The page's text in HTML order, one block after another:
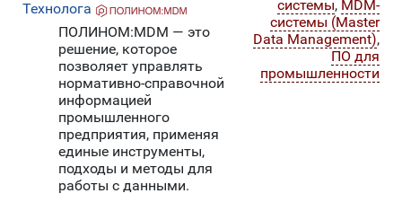
Технолога
ПОЛИНОМ:MDM — это
решение, которое
позволяет управлять
нормативно-справочной
информацией
промышленного
предприятия, применяя
единые инструменты,
подходы и методы для
работы с данными.
системы, MDM-
системы (Master
Data Management),
ПО для
промышленности